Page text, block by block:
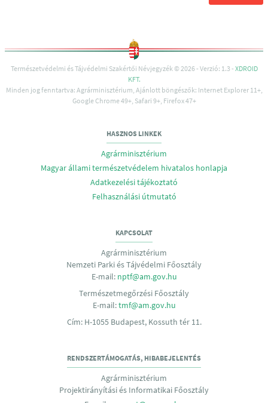
Természetvédelmi és Tájvédelmi Szakértői Névjegyzék © 2026 - Verzió: 1.3 - XDROID
KFT.
Minden jog fenntartva: Agrárminisztérium, Ajánlott böngészők: Internet Explorer 11+,
Google Chrome 49+, Safari 9+, Firefox 47+
HASZNOS LINKEK
Agrárminisztérium
Magyar állami természetvédelem hivatalos honlapja
Adatkezelési tájékoztató
Felhasználási útmutató
KAPCSOLAT
Agrárminisztérium
Nemzeti Parki és Tájvédelmi Főosztály
E-mail: nptf@am.gov.hu
Természetmegőrzési Főosztály
E-mail:tmf@am.gov.hu
Cím: H-1055 Budapest, Kossuth tér 11.
RENDSZERTÁMOGATÁS, HIBABEJELENTÉS
Agrárminisztérium
Projektirányítási és Informatikai Főosztály